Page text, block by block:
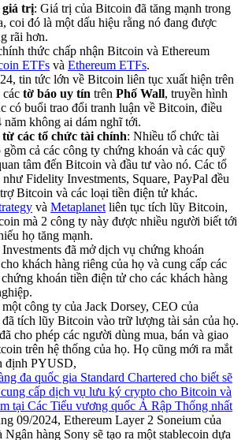
trị: Giá trị của Bitcoin đã tăng mạnh trong
coi đó là một dấu hiệu rằng nó đang được
rãi hơn.
thức chấp nhận Bitcoin và Ethereum
ETFs và Ethereum ETFs.
tin tức lớn về Bitcoin liên tục xuất hiện trên
các tờ báo uy tín trên Phố Wall, truyền hình
có buổi trao đổi tranh luận về Bitcoin, điều
năm không ai dám nghĩ tới.
các tổ chức tài chính: Nhiều tổ chức tài
cả các công ty chứng khoán và các quỹ
tâm đến Bitcoin và đầu tư vào nó. Các tổ
Fidelity Investments, Square, PayPal đều
Bitcoin và các loại tiền điện tử khác.
và Metaplanet liên tục tích lũy Bitcoin,
mà 2 công ty này được nhiều người biết tới
họ tăng mạnh.
đã mở dịch vụ chứng khoán
khách hàng riêng của họ và cung cấp các
khoán tiền điện tử cho các khách hàng
một công ty của Jack Dorsey, CEO của
tích lũy Bitcoin vào trữ lượng tài sản của họ.
cho phép các người dùng mua, bán và giao
trên hệ thống của họ. Họ cũng mới ra mắt
định PYUSD,
đa quốc gia Standard Chartered cho biết sẽ
cấp dịch vụ lưu ký crypto cho Bitcoin và
tại Các Tiểu vương quốc Ả Rập Thống nhất
09/2024, Ethereum Layer 2 Soneium của
Ngân hàng Sony sẽ tạo ra một stablecoin dựa